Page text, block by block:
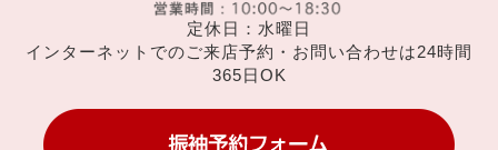
定休日：水曜日
インターネットでのご来店予約・お問い合わせは24時間
365日OK